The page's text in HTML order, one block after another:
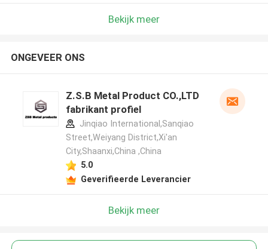
Bekijk meer
ONGEVEER ONS
Z.S.B Metal Product CO.,LTD
fabrikant profiel
Jinqiao International,Sanqiao
Street,Weiyang District,Xi'an
City,Shaanxi,China ,China
5.0
Geverifieerde Leverancier
Bekijk meer